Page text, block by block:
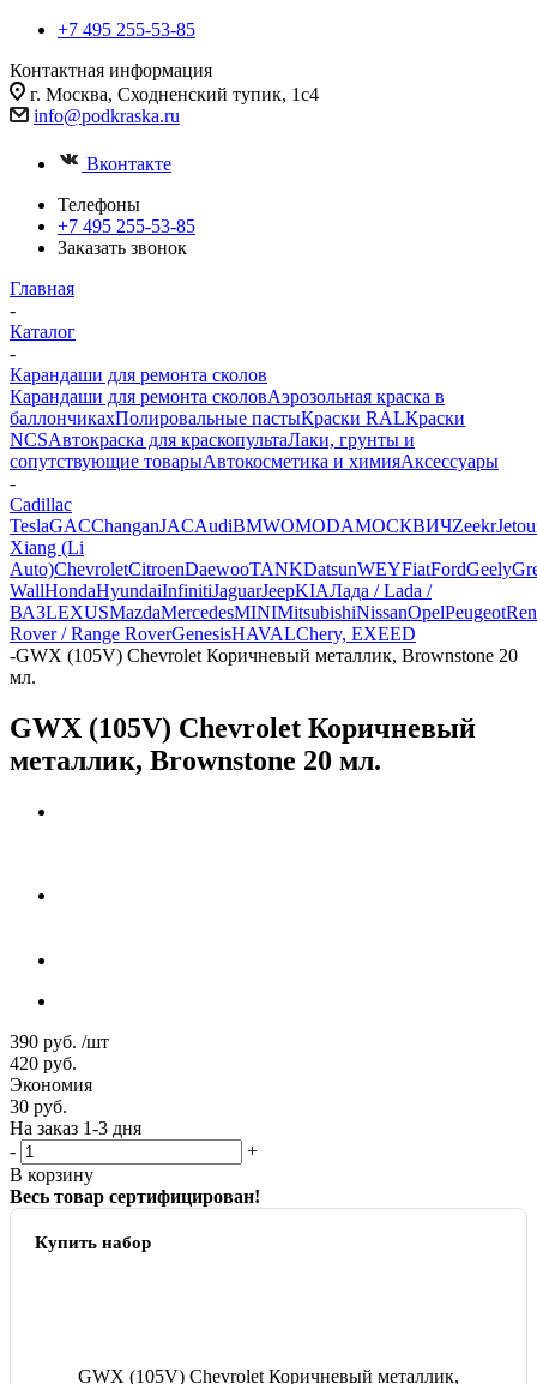
+7 495 255-53-85
Контактная информация
г. Москва, Сходненский тупик, 1с4
info@podkraska.ru
Вконтакте
Телефоны
+7 495 255-53-85
Заказать звонок
Главная
-
Каталог
-
Карандаши для ремонта сколов
Карандаши для ремонта сколовАэрозольная краска в
баллончикахПолировальные пастыКраски RALКраски
NCSАвтокраска для краскопультаЛаки, грунты и
сопутствующие товарыАвтокосметика и химияАксессуары
-
Cadillac
TeslaGACChanganJACAudiBMWOMODAМОСКВИЧZeekr
Xiang (Li
Auto)ChevroletCitroenDaewooTANKDatsunWEYFiatFordGeely
WallHondaHyundaiInfinitiJaguarJeepKIAЛада / Lada /
ВАЗLEXUSMazdaMercedesMINIMitsubishiNissanOpelPeugeot
Rover / Range RoverGenesisHAVALChery, EXEED
-GWX (105V) Chevrolet Коричневый металлик, Brownstone 20
мл.
GWX (105V) Chevrolet Коричневый
металлик, Brownstone 20 мл.
390 руб. /шт
420 руб.
Экономия
30 руб.
На заказ 1-3 дня
-
+
В корзину
Весь товар сертифицирован!
Купить набор
GWX (105V) Chevrolet Коричневый металлик,